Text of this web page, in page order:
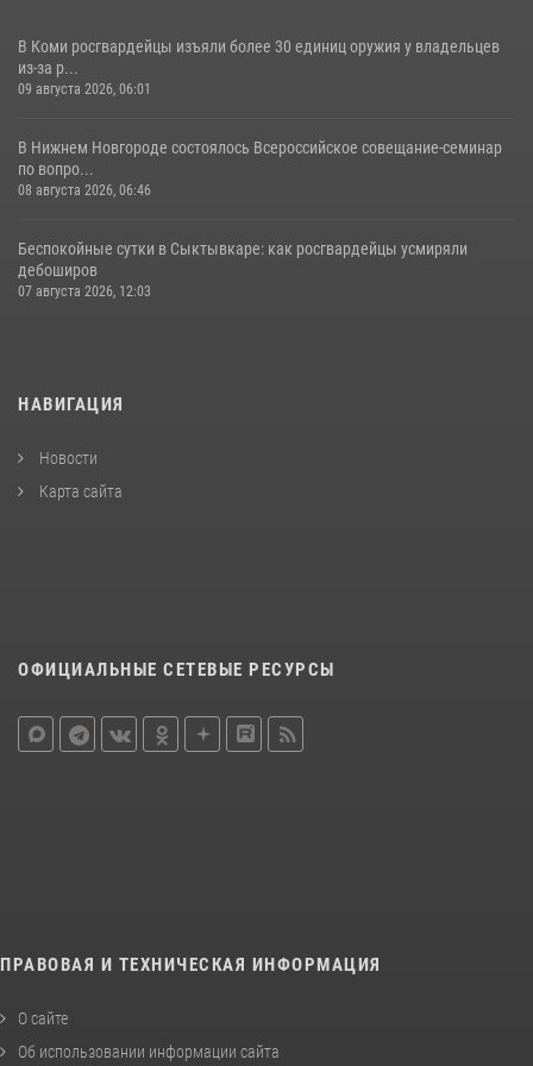
В Коми росгвардейцы изъяли более 30 единиц оружия у владельцев
из-за р...
09 августа 2026, 06:01
В Нижнем Новгороде состоялось Всероссийское совещание-семинар
по вопро...
08 августа 2026, 06:46
Беспокойные сутки в Сыктывкаре: как росгвардейцы усмиряли
дебоширов
07 августа 2026, 12:03
НАВИГАЦИЯ
Новости
Карта сайта
ОФИЦИАЛЬНЫЕ СЕТЕВЫЕ РЕСУРСЫ
ПРАВОВАЯ И ТЕХНИЧЕСКАЯ ИНФОРМАЦИЯ
О сайте
Об использовании информации сайта